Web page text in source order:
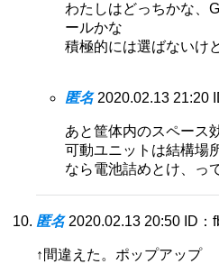
わたしはどっちかな、
ールかな
積極的には選ばないけど
匿名 2020.02.13 21:20
あと筐体内のスペース
可動ユニットは結構場
なら電池詰めとけ、っ
匿名 2020.02.13 20:50 ID：
↑間違えた。ポップアップ